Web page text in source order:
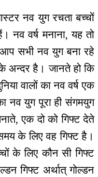
नव युग रचता बच्चों
नव वर्ष मनाना, यह तो
सभी नव युग बना रहे
अन्दर है। जानते हो कि
वालों का नव वर्ष एक
नव युग पूरा ही संगमयुग
एक दो को गिफ्ट देते
के लिए वह गिफ्ट है।
के लिए कौन सी गिफ्ट
गिफ्ट अर्थात् गोल्डन